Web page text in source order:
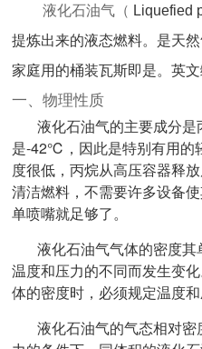
液化石油气（ Liquefied
提炼出来的液态燃料。是天
家庭用的桶装瓦斯即是。英文
一、物理性质
液化石油气的主要成分
是-42℃，因此是特别有用的
度很低，丙烷从高压容器释
清洁燃料，不需要许多设备
单喷嘴就足够了。
液化石油气气体的密度
温度和压力的不同而发生变
体的密度时，必须规定温度和
液化石油气的气态相对